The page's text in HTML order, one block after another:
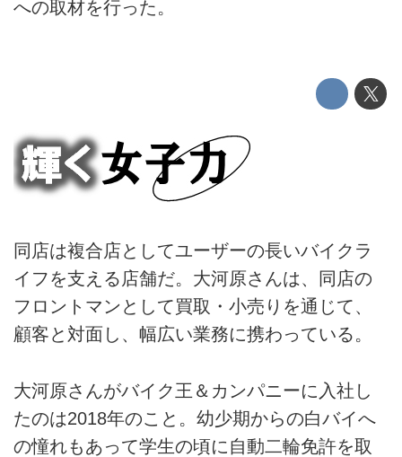
への取材を行った。
同店は複合店としてユーザーの長いバイクラ
イフを支える店舗だ。大河原さんは、同店の
フロントマンとして買取・小売りを通じて、
顧客と対面し、幅広い業務に携わっている。
大河原さんがバイク王＆カンパニーに入社し
たのは2018年のこと。幼少期からの白バイへ
の憧れもあって学生の頃に自動二輪免許を取